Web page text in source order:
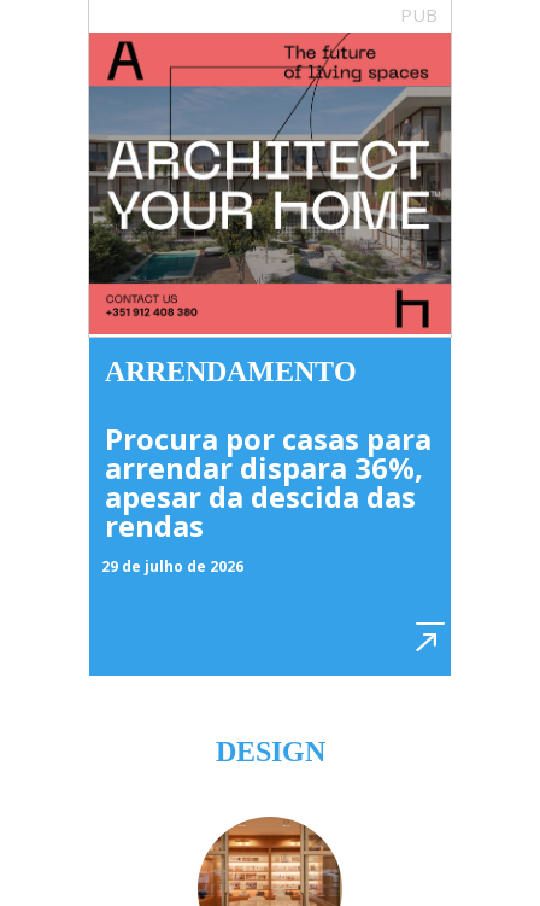
PUB
ARRENDAMENTO
Procura por casas para
arrendar dispara 36%,
apesar da descida das
rendas
29 de julho de 2026
DESIGN